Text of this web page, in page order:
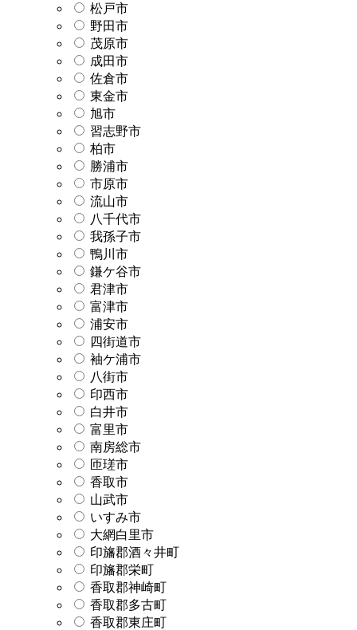
松戸市
野田市
茂原市
成田市
佐倉市
東金市
旭市
習志野市
柏市
勝浦市
市原市
流山市
八千代市
我孫子市
鴨川市
鎌ケ谷市
君津市
富津市
浦安市
四街道市
袖ケ浦市
八街市
印西市
白井市
富里市
南房総市
匝瑳市
香取市
山武市
いすみ市
大網白里市
印旛郡酒々井町
印旛郡栄町
香取郡神崎町
香取郡多古町
香取郡東庄町